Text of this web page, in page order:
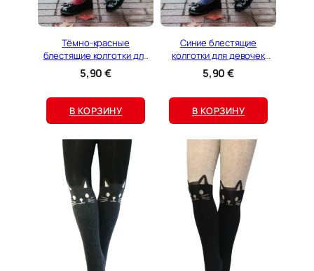
Тёмно-красные
блестящие колготки для
девочек STEFFI
5,90€
В КОРЗИНУ
Синие блестящие
колготки для девочек
STEFFI
5,90€
В КОРЗИНУ